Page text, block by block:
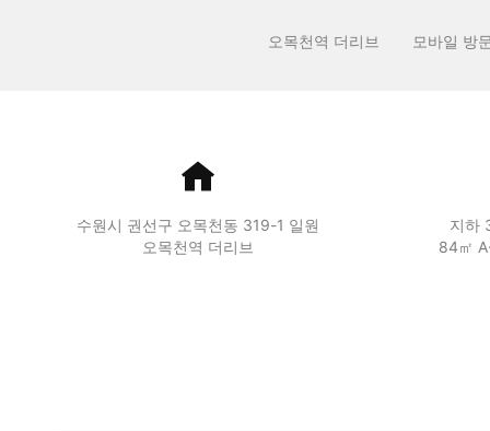
오목천역 더리브 모바일 방
수원시 권선구 오목천동 319-1 일원
오목천역 더리브
지하
84㎡